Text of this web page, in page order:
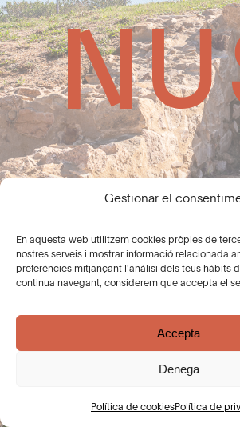
Gestionar el
En aquesta web utilitzem cookies pròpies de
nostres serveis i mostrar informació relacionada
preferències mitjançant l'anàlisi dels teus hàbits
continua navegant, considerem que accepta el
Accepta
Denega
Política de cookiesPolítica de